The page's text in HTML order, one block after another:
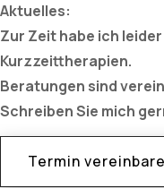
Aktuelles:
Zur Zeit habe ich
Kurzzeittherapien.
Beratungen sind
Schreiben Sie mich
Termin